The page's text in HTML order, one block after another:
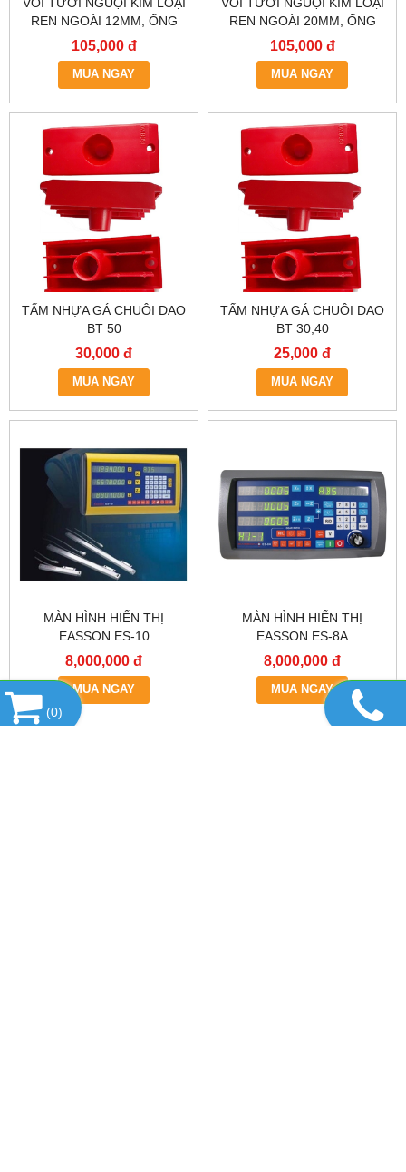
VÒI TƯỚI NGUỘI KIM LOẠI
REN NGOÀI 12MM, ỐNG
PHUN NƯỚC LÀM MÁT
BẰNG KIM LOẠI REN NGOÀI
1/4 INCH
105,000 đ
MUA NGAY
VÒI TƯỚI NGUỘI KIM LOẠI
REN NGOÀI 20MM, ỐNG
TƯỚI NƯỚC LÀM MÁT 1/2
INCH, VÒI PHUN DUNG
DỊCH TRƠN NGUỘI, MÁY
TIỆN, PHAY.
105,000 đ
MUA NGAY
TẤM NHỰA GÁ CHUÔI DAO
BT 50
30,000 đ
MUA NGAY
TẤM NHỰA GÁ CHUÔI DAO
BT 30,40
25,000 đ
MUA NGAY
MÀN HÌNH HIỂN THỊ
EASSON ES-10
8,000,000 đ
MUA NGAY
MÀN HÌNH HIỂN THỊ
EASSON ES-8A
8,000,000 đ
MUA NGAY
(0)